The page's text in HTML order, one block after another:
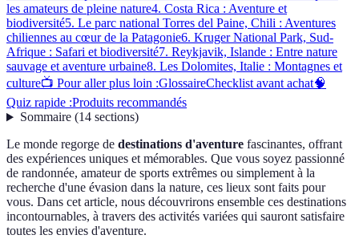
les amateurs de pleine nature4. Costa Rica : Aventure et
biodiversité5. Le parc national Torres del Paine, Chili : Aventures
chiliennes au cœur de la Patagonie6. Kruger National Park, Sud-
Afrique : Safari et biodiversité7. Reykjavik, Islande : Entre nature
sauvage et aventure urbaine8. Les Dolomites, Italie : Montagnes et
culture📺 Pour aller plus loin :GlossaireChecklist avant achat🧠
Quiz rapide :Produits recommandés
Sommaire(14 sections)
Le monde regorge de destinations d'aventure fascinantes, offrant
des expériences uniques et mémorables. Que vous soyez passionné
de randonnée, amateur de sports extrêmes ou simplement à la
recherche d'une évasion dans la nature, ces lieux sont faits pour
vous. Dans cet article, nous découvrirons ensemble ces destinations
incontournables, à travers des activités variées qui sauront satisfaire
toutes les envies d'aventure.